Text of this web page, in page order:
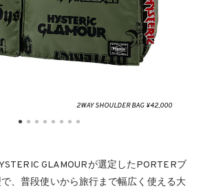
2WAY SHOULDER BAG ¥42,000
GLAMOURが選定したPORTERブ
、普段使いから旅行まで幅広く使える大